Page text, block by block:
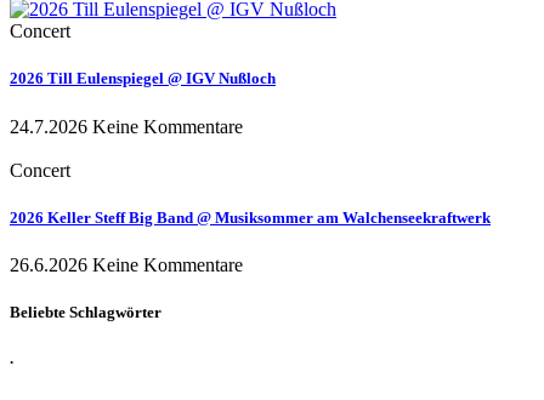
Concert
2026 Till Eulenspiegel @ IGV Nußloch
24.7.2026 Keine Kommentare
Concert
2026 Keller Steff Big Band @ Musiksommer am Walchenseekraftwerk
26.6.2026 Keine Kommentare
Beliebte Schlagwörter
.